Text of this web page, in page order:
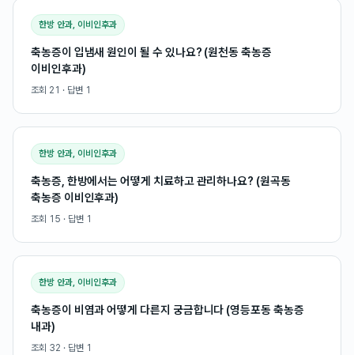
한방 안과, 이비인후과
축농증이 입냄새 원인이 될 수 있나요? (원천동 축농증
이비인후과)
조회 21 · 답변 1
한방 안과, 이비인후과
축농증, 한방에서는 어떻게 치료하고 관리하나요? (원곡동
축농증 이비인후과)
조회 15 · 답변 1
한방 안과, 이비인후과
축농증이 비염과 어떻게 다른지 궁금합니다 (영등포동 축농증
내과)
조회 32 · 답변 1